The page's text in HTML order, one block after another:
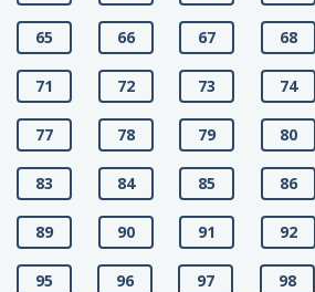
65 66 67 68
71 72 73 74
77 78 79 80
83 84 85 86
89 90 91 92
95 96 97 98